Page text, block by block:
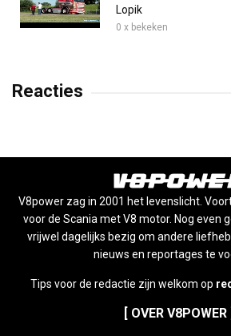
Lopik
0 x bekeken
Reacties
V8power zag in 2001 het levenslicht.
voor de Scania met V8 motor. Nog even
vrijwel dagelijks bezig om andere
nieuws en reportages te
Tips voor de redactie zijn welkom op
[ OVER V8POWER ]